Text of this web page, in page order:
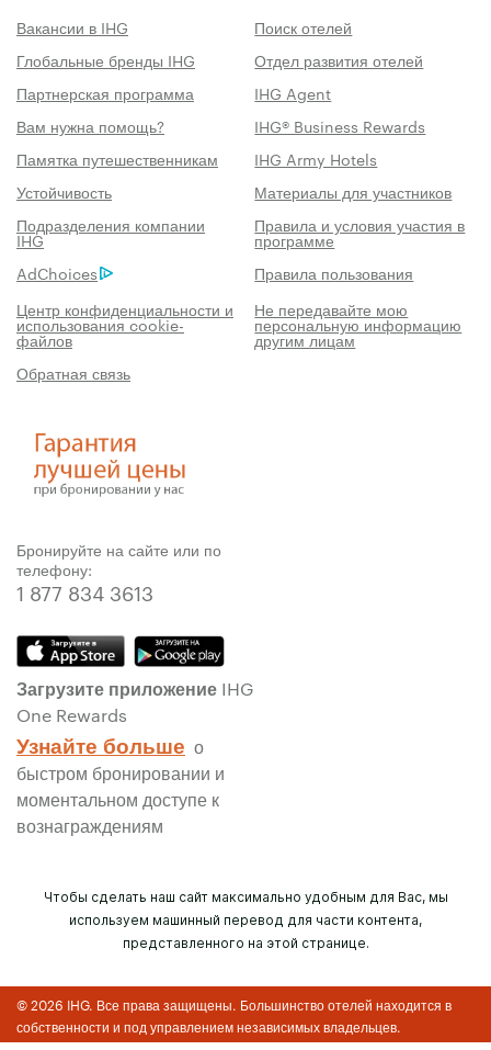
Вакансии в IHG
Поиск отелей
Глобальные бренды IHG
Отдел развития отелей
Партнерская программа
IHG Agent
Вам нужна помощь?
IHG® Business Rewards
Памятка путешественникам
IHG Army Hotels
Устойчивость
Материалы для участников
Подразделения компании
IHG
Правила и условия участия в
программе
AdChoices
Правила пользования
Центр конфиденциальности и
использования cookie-
файлов
Не передавайте мою
персональную информацию
другим лицам
Обратная связь
Бронируйте на сайте или по
телефону:
1 877 834 3613
Загрузите приложение IHG
One Rewards
Узнайте больше о
быстром бронировании и
моментальном доступе к
вознаграждениям
Чтобы сделать наш сайт максимально удобным для Вас, мы
используем машинный перевод для части контента,
представленного на этой странице.
© 2026 IHG. Все права защищены. Большинство отелей находится в
собственности и под управлением независимых владельцев.